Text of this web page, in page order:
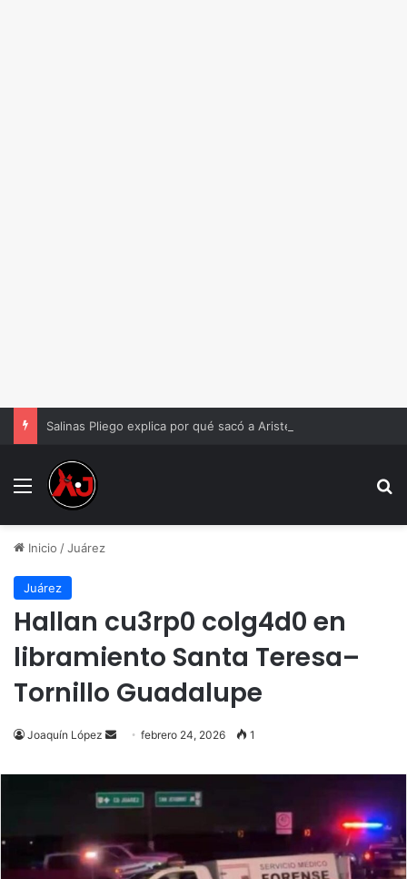
Menu
Inicio /Juárez
Juárez
Hallan cu3rp0 colg4d0 en
libramiento Santa Teresa–
Tornillo Guadalupe
Joaquín López
Send
email
febrero 24, 2026 1